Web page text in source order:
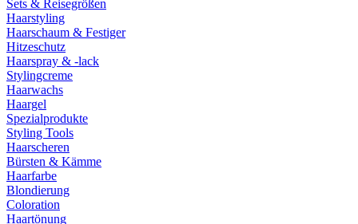
Sets & Reisegrößen
Haarstyling
Haarschaum & Festiger
Hitzeschutz
Haarspray & -lack
Stylingcreme
Haarwachs
Haargel
Spezialprodukte
Styling Tools
Haarscheren
Bürsten & Kämme
Haarfarbe
Blondierung
Coloration
Haartönung